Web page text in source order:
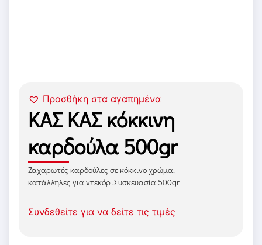
Προσθήκη στα αγαπημένα
ΚΑΣ ΚΑΣ κόκκινη
καρδούλα 500gr
Ζαχαρωτές καρδούλες σε κόκκινο χρώμα,
κατάλληλες για ντεκόρ .Συσκευασία 500gr
Συνδεθείτε για να δείτε τις τιμές